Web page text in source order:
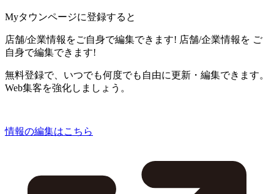
Myタウンページに登録すると
店舗/企業情報をご自身で編集できます! 店舗/企業情報を ご
自身で編集できます!
無料登録で、いつでも何度でも自由に更新・編集できます。
Web集客を強化しましょう。
情報の編集はこちら